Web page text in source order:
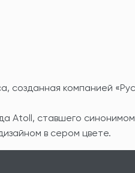
созданная компанией
Atoll, ставшего
в сером цвете.